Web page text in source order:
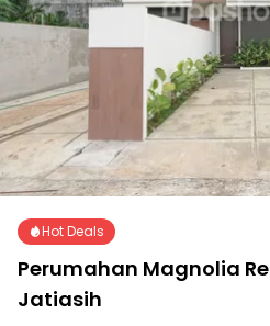
Hot Deals
Perumahan Magnolia
Jatiasih